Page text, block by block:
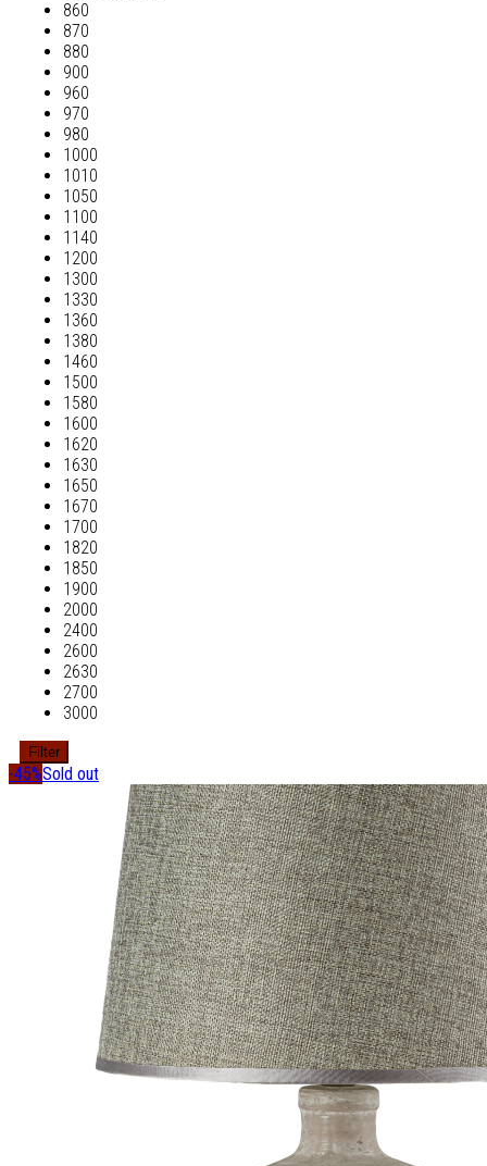
860
870
880
900
960
970
980
1000
1010
1050
1100
1140
1200
1300
1330
1360
1380
1460
1500
1580
1600
1620
1630
1650
1670
1700
1820
1850
1900
2000
2400
2600
2630
2700
3000
Filter
-45%Sold out